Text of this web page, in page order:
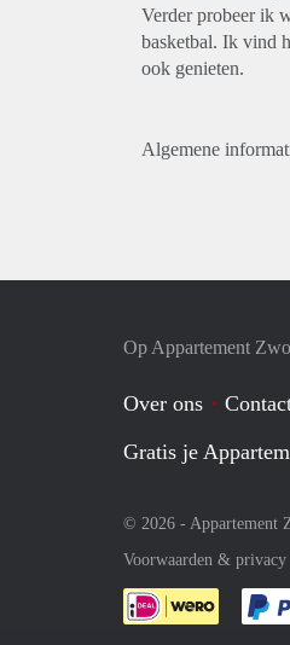
Verder probeer ik
basketbal. Ik vind
ook genieten.
Algemene
Op Appartement
Over ons
Gratis je
© 2026 - Appartement
Voorwaarden & privacy